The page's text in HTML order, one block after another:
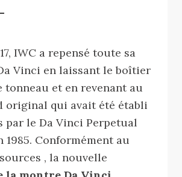
IWC a repensé toute sa
Vinci en laissant le boîtier
tonneau et en revenant au
original qui avait été établi
par le Da Vinci Perpetual
1985. Conformément au
, la nouvelle